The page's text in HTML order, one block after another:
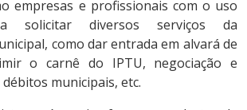
empresas e profissionais com o uso
solicitar diversos serviços da
como dar entrada em alvará de
o carnê do IPTU, negociação e
municipais, etc.